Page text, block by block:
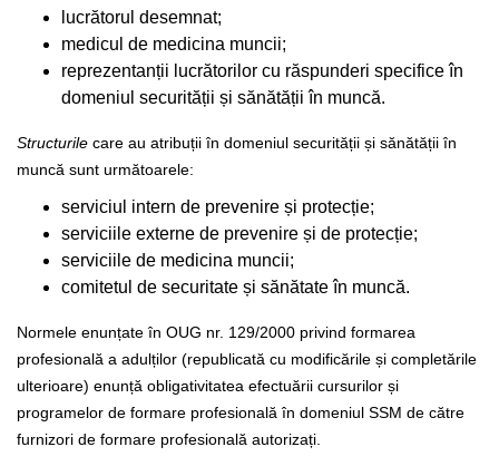
lucrătorul desemnat;
medicul de medicina muncii;
reprezentanții lucrătorilor cu răspunderi specifice în
domeniul securității și sănătății în muncă.
Structurile care au atribuții în domeniul securității și sănătății în
muncă sunt următoarele:
serviciul intern de prevenire și protecție;
serviciile externe de prevenire și de protecție;
serviciile de medicina muncii;
comitetul de securitate și sănătate în muncă.
Normele enunțate în OUG nr. 129/2000 privind formarea
profesională a adulților (republicată cu modificările și completările
ulterioare) enunță obligativitatea efectuării cursurilor și
programelor de formare profesională în domeniul SSM de către
furnizori de formare profesională autorizați.